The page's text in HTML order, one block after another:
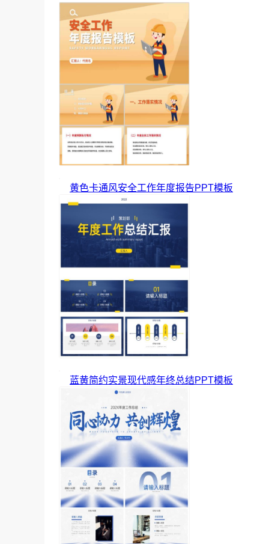
黄色卡通风安全工作年度报告PPT模板
蓝黄简约实景现代感年终总结PPT模板